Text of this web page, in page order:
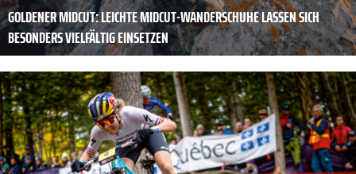
GOLDENER MIDCUT: LEICHTE MIDCUT-WANDERSCHUHE LASSEN SICH
BESONDERS VIELFÄLTIG EINSETZEN